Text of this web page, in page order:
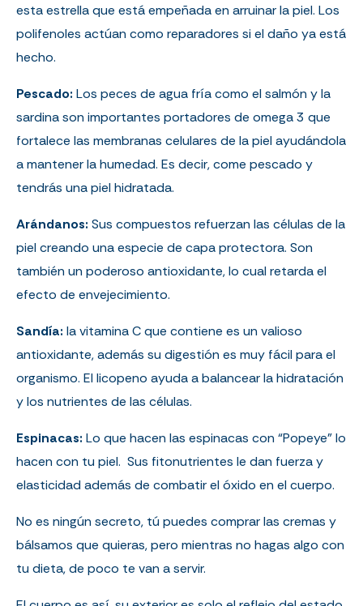
esta estrella que está empeñada en arruinar la piel. Los
polifenoles actúan como reparadores si el daño ya está
hecho.
Pescado: Los peces de agua fría como el salmón y la
sardina son importantes portadores de omega 3 que
fortalece las membranas celulares de la piel ayudándola
a mantener la humedad. Es decir, come pescado y
tendrás una piel hidratada.
Arándanos: Sus compuestos refuerzan las células de la
piel creando una especie de capa protectora. Son
también un poderoso antioxidante, lo cual retarda el
efecto de envejecimiento.
Sandía: la vitamina C que contiene es un valioso
antioxidante, además su digestión es muy fácil para el
organismo. El licopeno ayuda a balancear la hidratación
y los nutrientes de las células.
Espinacas: Lo que hacen las espinacas con “Popeye” lo
hacen con tu piel. Sus fitonutrientes le dan fuerza y
elasticidad además de combatir el óxido en el cuerpo.
No es ningún secreto, tú puedes comprar las cremas y
bálsamos que quieras, pero mientras no hagas algo con
tu dieta, de poco te van a servir.